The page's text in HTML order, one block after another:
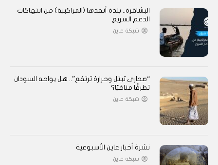
البشاقرة.. بلدة أنقذها (المراكبية) من انتهاكات
الدعم السريع
شبكة عاين
“صحارى تبتل وحرارة ترتفع”.. هل يواجه السودان
تطرفًا مناخيًا؟
شبكة عاين
نشرة أخبار عاين الأسبوعية
شبكة عاين